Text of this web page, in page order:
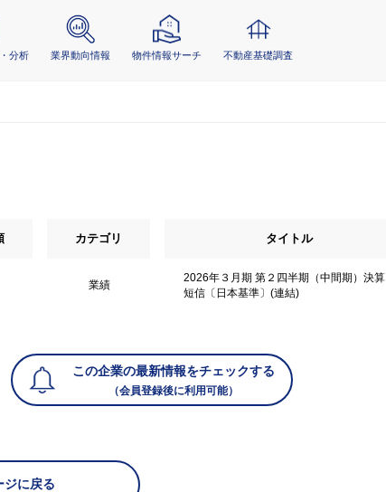
分析 業界動向情報 物件情報サーチ 不動産基礎調査
カテゴリ タイトル
業績
2026年３月期 第２四半期（中間期）決算
短信〔日本基準〕(連結)
この企業の最新情報をチェックする
（会員登録後に利用可能）
ジに戻る